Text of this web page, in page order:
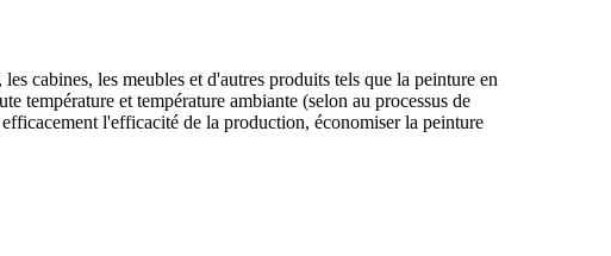
cabines, les meubles et d'autres produits tels que la peinture en
température et température ambiante (selon au processus de
l'efficacité de la production, économiser la peinture